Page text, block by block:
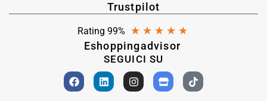
Trustpilot
Rating 99% ★ ★ ★ ★ ★
Eshoppingadvisor
SEGUICI SU